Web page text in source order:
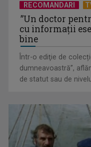
„Spune-mi”, piesa
în concursul ...
RECOMANDARI
”Un doctor
cu informații
bine
Într-o ediţie de
dumneavoastră”,
de statut sau de